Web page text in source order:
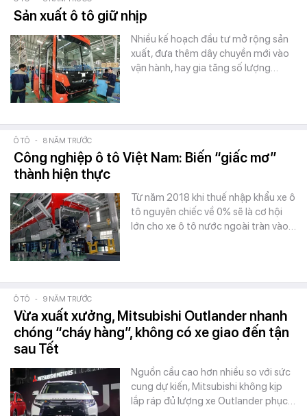
Sản xuất ô tô giữ nhịp
Nhiều kế hoạch đầu tư mở rộng sản
xuất, đưa thêm dây chuyền mới vào
vận hành, hay gia tăng số lượng…
Ô TÔ - 8 NĂM TRƯỚC
Công nghiệp ô tô Việt Nam: Biến “giấc mơ”
thành hiện thực
Từ năm 2018 khi thuế nhập khẩu xe ô
tô nguyên chiếc về 0% sẽ là cơ hội
lớn cho xe ô tô nước ngoài tràn vào…
Ô TÔ - 9 NĂM TRƯỚC
Vừa xuất xưởng, Mitsubishi Outlander nhanh
chóng “cháy hàng”, không có xe giao đến tận
sau Tết
Nguồn cầu cao hơn nhiều so với sức
cung dự kiến, Mitsubishi không kịp
lắp ráp đủ lượng xe Outlander phục…